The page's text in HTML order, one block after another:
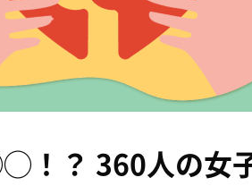
！？ 360人の女